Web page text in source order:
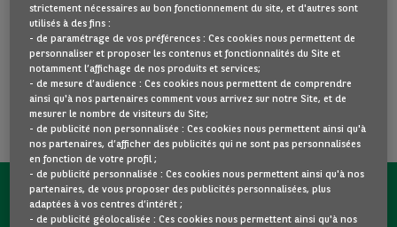
REVENIR À NOTRE PAGE D’ACCUEIL
VOIR TOUS NOS VÉHICULES
CONTACTEZ-NOUS MAINTENANT !
strictement nécessaires au bon fonctionnement du site, et d'autres sont
utilisés à des fins :
- de paramétrage de vos préférences : Ces cookies nous permettent de
personnaliser et proposer les contenus et fonctionnalités du Site et
notamment l’affichage de nos produits et services;
- de mesure d’audience : Ces cookies nous permettent de comprendre
ainsi qu'à nos partenaires comment vous arrivez sur notre Site, et de
mesurer le nombre de visiteurs du Site;
- de publicité non personnalisée : Ces cookies nous permettent ainsi qu'à
nos partenaires, d’afficher des publicités qui ne sont pas personnalisées
en fonction de votre profil ;
- de publicité personnalisée : Ces cookies nous permettent ainsi qu'à nos
partenaires, de vous proposer des publicités personnalisées, plus
adaptées à vos centres d’intérêt ;
- de publicité géolocalisée : Ces cookies nous permettent ainsi qu'à nos